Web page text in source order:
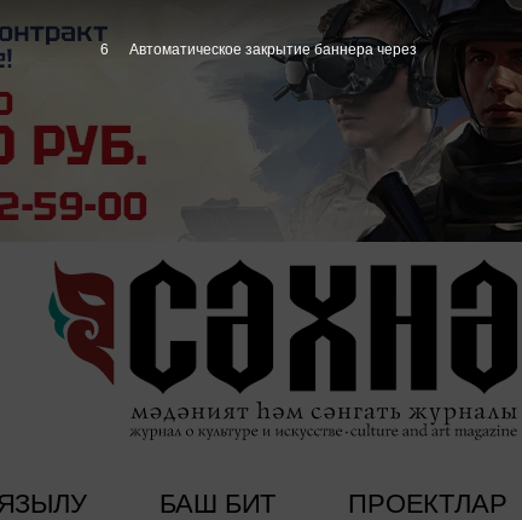
ЯЗЫЛУ БАШ БИТ ПРОЕКТЛАР
5 Автоматическое закрытие баннера через